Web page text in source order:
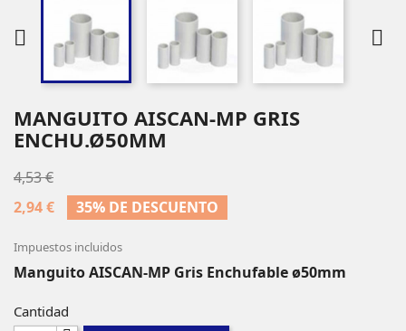
 
MANGUITO AISCAN-MP GRIS
ENCHU.Ø50MM
4,53 €
2,94 €
35% DE DESCUENTO
Impuestos incluidos
Manguito AISCAN-MP Gris Enchufable ø50mm
Cantidad